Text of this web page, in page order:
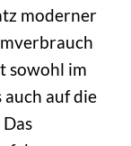
moderner
sowohl im
auf die